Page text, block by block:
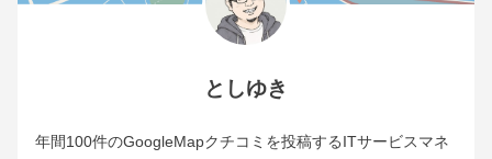
としゆき
年間100件のGoogleMapクチコミを投稿するITサービスマネ